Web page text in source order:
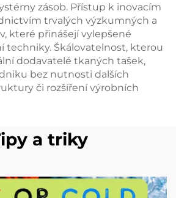
zásob. Přístup k inovacím
trvalých výzkumných a
které přinášejí vylepšené
techniky. Škálovatelnost, kterou
dodavatelé tkaných tašek,
bez nutnosti dalších
či rozšíření výrobních
a triky